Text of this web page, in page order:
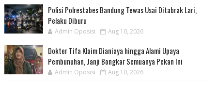
Polisi Polrestabes Bandung Tewas Usai Ditabrak Lari,
Pelaku Diburu
Admin Oposisi Aug 10, 2026
Dokter Tifa Klaim Dianiaya hingga Alami Upaya
Pembunuhan, Janji Bongkar Semuanya Pekan Ini
Admin Oposisi Aug 10, 2026